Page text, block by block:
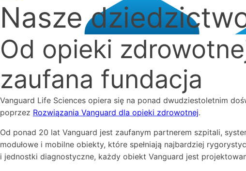
Nasze
Od opieki
zaufana fundacja
Vanguard Life Sciences opiera się na ponad dwudziestoletnim
poprzez Rozwiązania Vanguard dla opieki zdrowotnej.
Od ponad 20 lat Vanguard jest zaufanym partnerem szpitali,
modułowe i mobilne obiekty, które spełniają najbardziej
i jednostki diagnostyczne, każdy obiekt Vanguard jest